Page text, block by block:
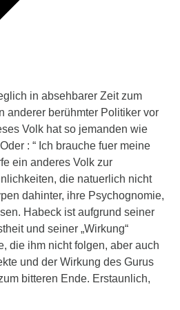
in absehbarer Zeit zum
anderer berühmter Politiker vor
Volk hat so jemanden wie
: “ Ich brauche fuer meine
ein anderes Volk zur
die natuerlich nicht
dahinter, ihre Psychognomie,
Habeck ist aufgrund seiner
und seiner „Wirkung“
die ihm nicht folgen, aber auch
und der Wirkung des Gurus
bitteren Ende. Erstaunlich,